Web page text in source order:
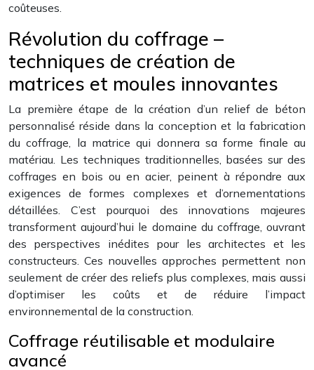
coûteuses.
Révolution du coffrage –
techniques de création de
matrices et moules innovantes
La première étape de la création d’un relief de béton
personnalisé réside dans la conception et la fabrication
du coffrage, la matrice qui donnera sa forme finale au
matériau. Les techniques traditionnelles, basées sur des
coffrages en bois ou en acier, peinent à répondre aux
exigences de formes complexes et d’ornementations
détaillées. C’est pourquoi des innovations majeures
transforment aujourd’hui le domaine du coffrage, ouvrant
des perspectives inédites pour les architectes et les
constructeurs. Ces nouvelles approches permettent non
seulement de créer des reliefs plus complexes, mais aussi
d’optimiser les coûts et de réduire l’impact
environnemental de la construction.
Coffrage réutilisable et modulaire
avancé